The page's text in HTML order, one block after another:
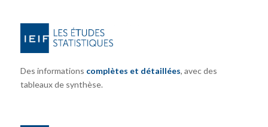
Des informations complètes et détaillées, avec des
tableaux de synthèse.